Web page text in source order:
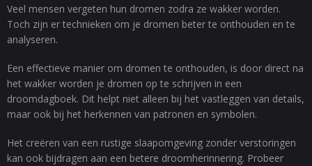
Veel mensen vergeten hun dromen zodra ze wakker worden.
Toch zijn er technieken om je dromen beter te onthouden en te
analyseren.
Een effectieve manier om dromen te onthouden, is door direct na
het wakker worden je dromen op te schrijven in een
droomdagboek. Dit helpt niet alleen bij het vastleggen van details,
maar ook bij het herkennen van patronen en symbolen.
Het creëren van een rustige slaapomgeving zonder verstoringen
kan ook bijdragen aan een betere droomherinnering. Probeer